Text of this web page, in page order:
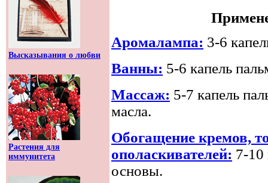
Высказывания о любви
Растения для
иммунитета
Аромалампа: 3-6
Ванны: 5-6 капель
Массаж: 5-7 капель
масла.
Обогащение кремов,
ополаскивателей: 7-10
основы.